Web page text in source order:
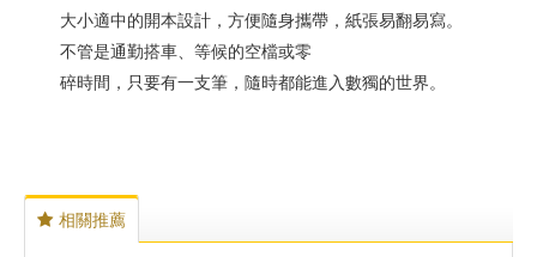
大小適中的開本設計，方便隨身攜帶，紙張易翻易寫。
不管是通勤搭車、等候的空檔或零
碎時間，只要有一支筆，隨時都能進入數獨的世界。
相關推薦